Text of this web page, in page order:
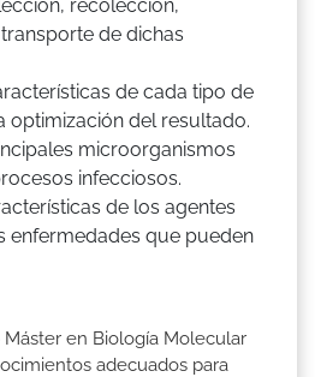
recolección,
de dichas
de cada tipo de
optimización del resultado.
microorganismos
infecciosos.
de los agentes
enfermedades que pueden
en Biología Molecular
adecuados para